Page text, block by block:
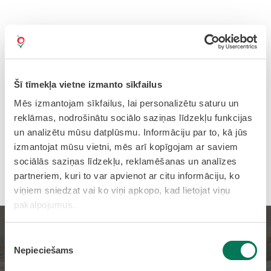
Šī tīmekļa vietne izmanto sīkfailus
Mēs izmantojam sīkfailus, lai personalizētu saturu un
reklāmas, nodrošinātu sociālo saziņas līdzekļu funkcijas
un analizētu mūsu datplūsmu. Informāciju par to, kā jūs
izmantojat mūsu vietni, mēs arī kopīgojam ar saviem
sociālās saziņas līdzekļu, reklamēšanas un analīzes
partneriem, kuri to var apvienot ar citu informāciju, ko
viņiem sniedzat vai ko viņi apkopo, kad lietojat viņu
pakalpojumus.
izvēle
Nepieciešams
OLAINES KULTŪRAS CENTRS